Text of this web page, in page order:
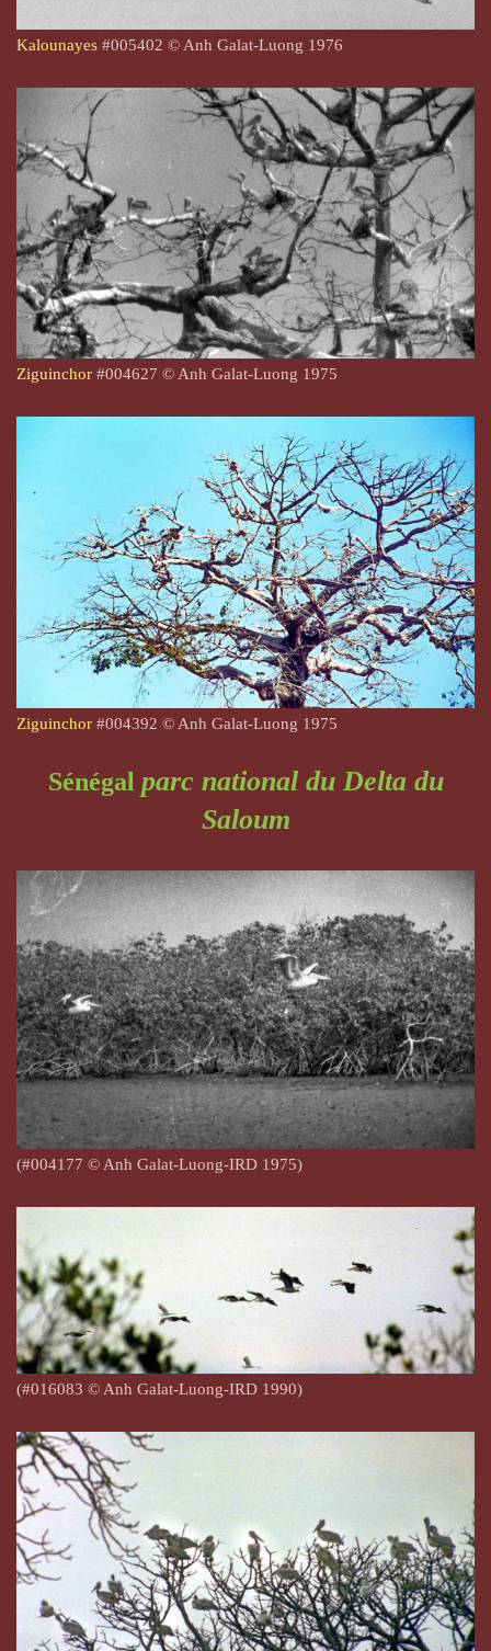
Kalounayes #005402 © Anh Galat-Luong 1976
Ziguinchor #004627 © Anh Galat-Luong 1975
Ziguinchor #004392 © Anh Galat-Luong 1975
Sénégal parc national du Delta du
Saloum
(#004177 © Anh Galat-Luong-IRD 1975)
(#016083 © Anh Galat-Luong-IRD 1990)